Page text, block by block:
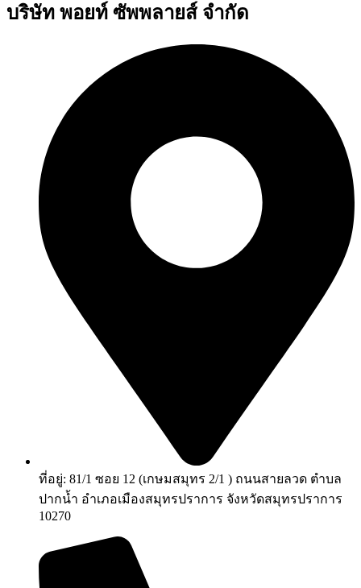
บริษัท พอยท์ ซัพพลายส์ จำกัด
ที่อยู่: 81/1 ซอย 12 (เกษมสมุทร 2/1 ) ถนนสายลวด ตำบล
ปากน้ำ อำเภอเมืองสมุทรปราการ จังหวัดสมุทรปราการ
10270